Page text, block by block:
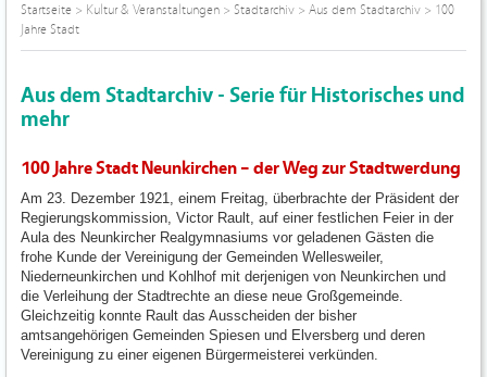
Startseite > Kultur & Veranstaltungen > Stadtarchiv > Aus dem Stadtarchiv > 100
Jahre Stadt
Aus dem Stadtarchiv - Serie für Historisches und
mehr
100 Jahre Stadt Neunkirchen – der Weg zur Stadtwerdung
Am 23. Dezember 1921, einem Freitag, überbrachte der Präsident der
Regierungskommission, Victor Rault, auf einer festlichen Feier in der
Aula des Neunkircher Realgymnasiums vor geladenen Gästen die
frohe Kunde der Vereinigung der Gemeinden Wellesweiler,
Niederneunkirchen und Kohlhof mit derjenigen von Neunkirchen und
die Verleihung der Stadtrechte an diese neue Großgemeinde.
Gleichzeitig konnte Rault das Ausscheiden der bisher
amtsangehörigen Gemeinden Spiesen und Elversberg und deren
Vereinigung zu einer eigenen Bürgermeisterei verkünden.